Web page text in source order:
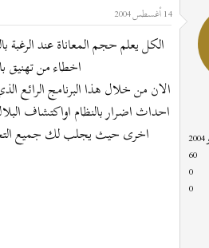
60
0
0
14 أغسطس 2004
الكل يعلم حجم المعاناة عند
اخطاء من تهنيق
الان من خلال هذا البرنامج الرائع
احداث اضرار بالنظام اواكتشاف
اخرى حيث يجلب لك جميع